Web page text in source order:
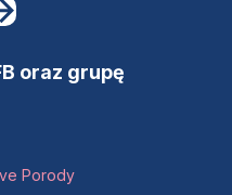
oraz grupę
Porody